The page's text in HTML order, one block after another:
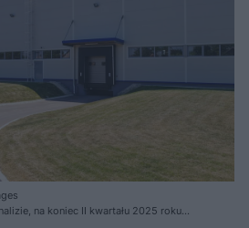
na koniec II kwartału 2025 roku